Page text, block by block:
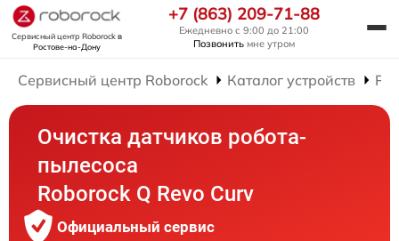
Сервисный центр Roborockв
Ростове-на-Дону
+7 (863) 209-71-88
Ежедневно с 9:00 до 21:00
Позвонить мне утром
Сервисный центр Roborock Каталог устройств
Очистка датчиков робота-
пылесоса
Roborock Q Revo Curv
Официальный сервис